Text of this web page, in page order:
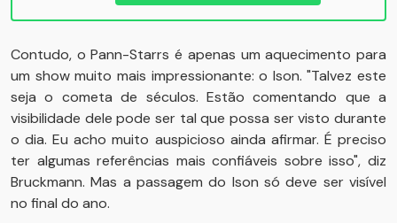
Contudo, o Pann-Starrs é apenas um aquecimento para
um show muito mais impressionante: o Ison. "Talvez este
seja o cometa de séculos. Estão comentando que a
visibilidade dele pode ser tal que possa ser visto durante
o dia. Eu acho muito auspicioso ainda afirmar. É preciso
ter algumas referências mais confiáveis sobre isso", diz
Bruckmann. Mas a passagem do Ison só deve ser visível
no final do ano.